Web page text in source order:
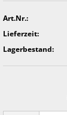
Art.Nr.:
Lieferzeit:
Lagerbestand: